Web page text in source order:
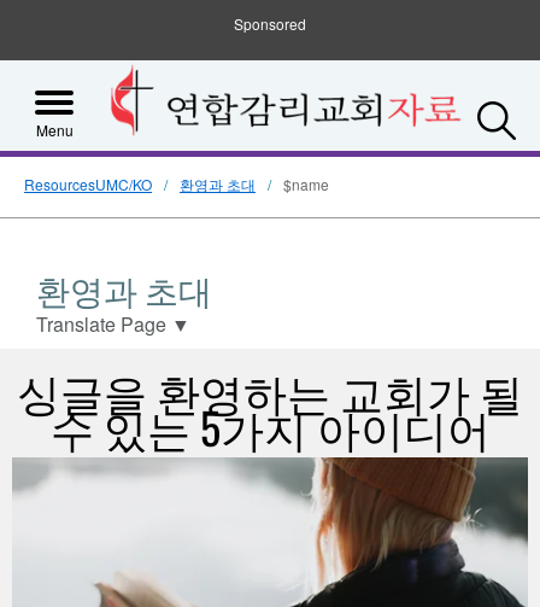
Sponsored
Menu
ResourcesUMC/KO 환영과 초대 $name
환영과 초대
Translate Page ▼
싱글을 환영하는 교회가 될
수 있는 5가지 아이디어